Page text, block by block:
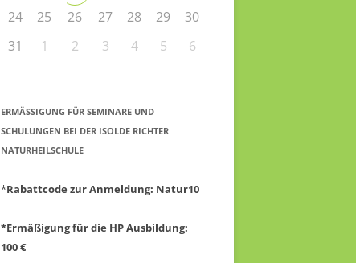
24
25 26 27 28 29
30
31
1 2 3 4 5 6
ERMÄSSIGUNG FÜR SEMINARE UND S
CHULUNGEN BEI DER ISOLDE RICHTER N
ATURHEILSCHULE
*Rabattcode zur Anmeldung: Natur10
*Ermäßigung für die HP Ausbildung:
100 €